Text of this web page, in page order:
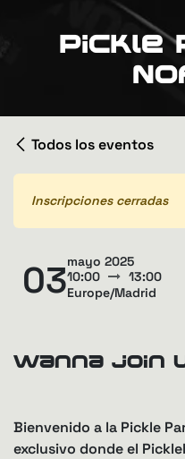
Pickle
Todos los eventos
Inscripciones cerradas
03mayo 2025
10:00
13:00
Europe/Madrid
Wanna join
Bienvenido a la Pickle
exclusivo donde el